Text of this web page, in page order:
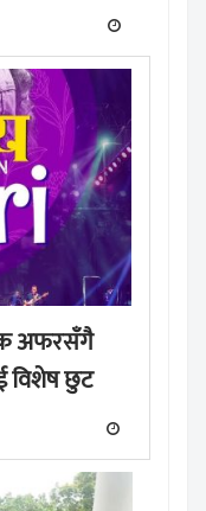
अफरसँगै
विशेष छुट